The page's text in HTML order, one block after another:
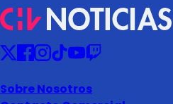
Sobre Nosotros